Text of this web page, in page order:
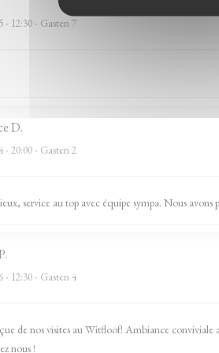
- 12:30 - Gasten 7
D
- 20:00 - Gasten 2
service au top avec équipe sympa. Nous avons
- 12:30 - Gasten 4
de nos visites au Witfloof! Ambiance conviviale
nous !